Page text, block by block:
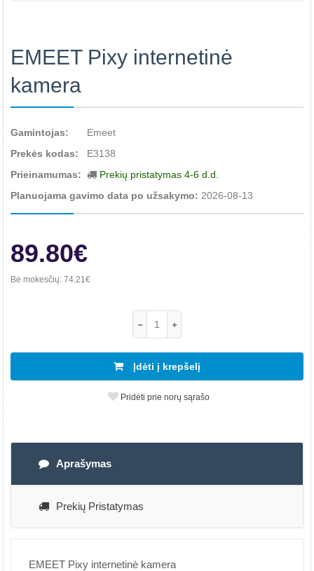
EMEET Pixy internetinė
kamera
Gamintojas:
Emeet
Prekės kodas:
E3138
Prieinamumas:
Prekių pristatymas 4-6 d.d.
Planuojama gavimo data po užsakymo: 2026-08-13
89.80€
Be mokesčių: 74.21€
Įdėti į krepšelį
Pridėti prie norų sąrašo
Aprašymas
Prekių Pristatymas
EMEET Pixy internetinė kamera